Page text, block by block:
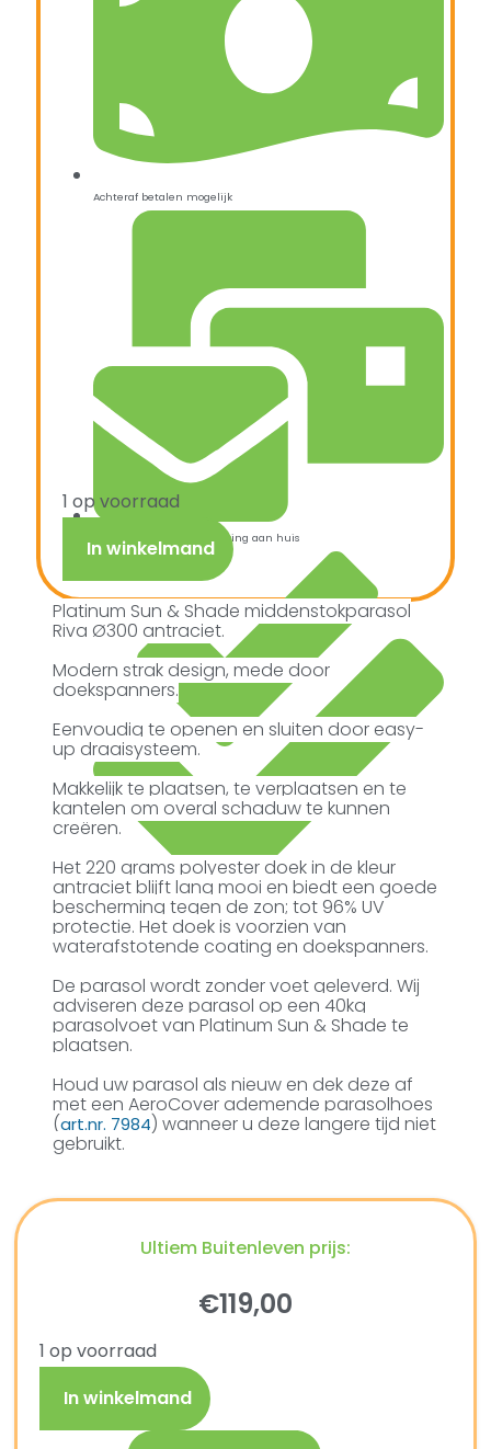
Achteraf betalen mogelijk
Snelle verzending & levering aan huis
Kopersbescherming met Trusted Shops
1 op voorraad
In winkelmand
Platinum Sun & Shade middenstokparasol
Riva Ø300 antraciet.
Modern strak design, mede door
doekspanners.
Eenvoudig te openen en sluiten door easy-
up draaisysteem.
Makkelijk te plaatsen, te verplaatsen en te
kantelen om overal schaduw te kunnen
creëren.
Het 220 grams polyester doek in de kleur
antraciet blijft lang mooi en biedt een goede
bescherming tegen de zon; tot 96% UV
protectie. Het doek is voorzien van
waterafstotende coating en doekspanners.
De parasol wordt zonder voet geleverd. Wij
adviseren deze parasol op een 40kg
parasolvoet van Platinum Sun & Shade te
plaatsen.
Houd uw parasol als nieuw en dek deze af
met een AeroCover ademende parasolhoes
(art.nr. 7984) wanneer u deze langere tijd niet
gebruikt.
Ultiem Buitenleven prijs:
€119,00
1 op voorraad
In winkelmand